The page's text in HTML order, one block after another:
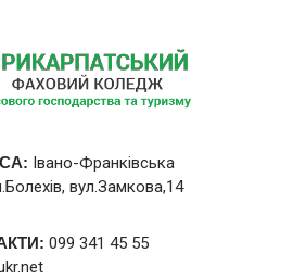
Івано-Франківська
вул.Замкова,14
099 341 45 55